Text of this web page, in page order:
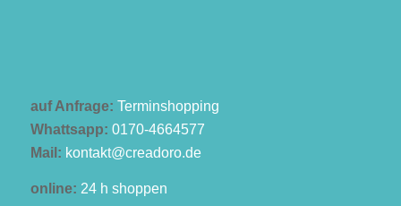
auf Anfrage: Terminshopping
Whattsapp: 0170-4664577
Mail: kontakt@creadoro.de
online: 24 h shoppen